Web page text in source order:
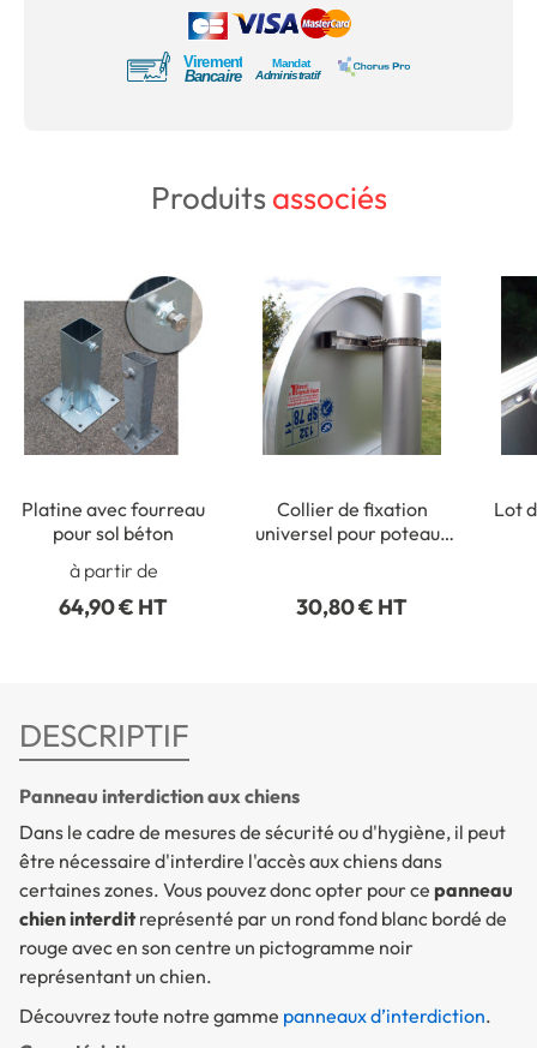
Produitsassociés
Platine avec fourreau
pour sol béton
à partir de
64,90 € HT
Collier de fixation
universel pour poteaux
30,80 € HT
Lot
DESCRIPTIF
Panneau interdiction aux chiens
Dans le cadre de mesures de sécurité ou d'hygiène, il peut
être nécessaire d'interdire l'accès aux chiens dans
certaines zones. Vous pouvez donc opter pour ce panneau
chien interditreprésenté par un rond fond blanc bordé de
rouge avec en son centre un pictogramme noir
représentant un chien.
Découvrez toute notre gamme panneaux d’interdiction.